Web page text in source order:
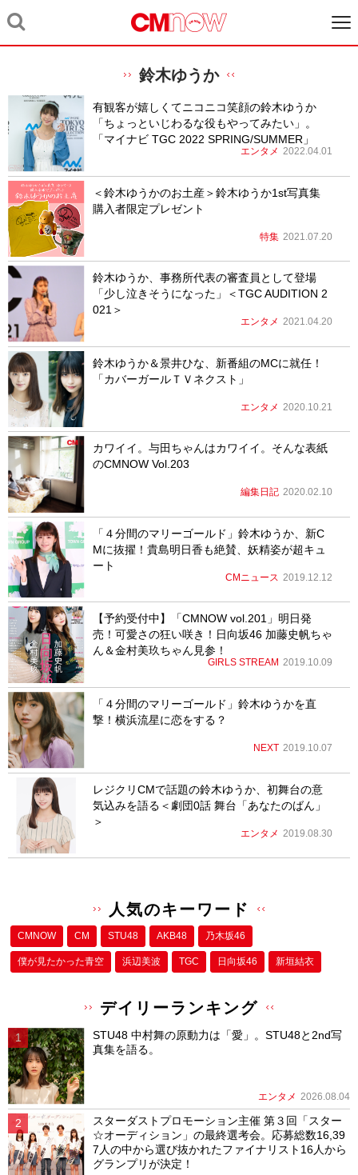
鈴木ゆうか
有観客が嬉しくてニコニコ笑顔の鈴木ゆうか
「ちょっといじわるな役もやってみたい」。
「マイナビ TGC 2022 SPRING/SUMMER」
エンタメ 2022.04.01
＜鈴木ゆうかのお土産＞鈴木ゆうか1st写真集
購入者限定プレゼント
特集 2021.07.20
鈴木ゆうか、事務所代表の審査員として登場
「少し泣きそうになった」＜TGC AUDITION 2
021＞
エンタメ 2021.04.20
鈴木ゆうか＆景井ひな、新番組のMCに就任！
「カバーガールＴＶネクスト」
エンタメ 2020.10.21
カワイイ。与田ちゃんはカワイイ。そんな表紙
のCMNOW Vol.203
編集日記 2020.02.10
「４分間のマリーゴールド」鈴木ゆうか、新C
Mに抜擢！貴島明日香も絶賛、妖精姿が超キュ
ート
CMニュース 2019.12.12
【予約受付中】「CMNOW vol.201」明日発
売！可愛さの狂い咲き！日向坂46 加藤史帆ちゃ
ん＆金村美玖ちゃん見参！
GIRLS STREAM 2019.10.09
「４分間のマリーゴールド」鈴木ゆうかを直
撃！横浜流星に恋をする？
NEXT 2019.10.07
レジクリCMで話題の鈴木ゆうか、初舞台の意
気込みを語る＜劇団0話 舞台「あなたのばん」
＞
エンタメ 2019.08.30
人気のキーワード
CMNOW CM STU48 AKB48 乃木坂46
僕が⾒たかった⻘空 浜辺美波 TGC 日向坂46 新垣結衣
デイリーランキング
STU48 中村舞の原動力は「愛」。STU48と2nd写
真集を語る。
エンタメ 2026.08.04
スターダストプロモーション主催 第３回「スター
☆オーディション」の最終選考会。応募総数16,39
7人の中から選び抜かれたファイナリスト16人から
グランプリが決定！